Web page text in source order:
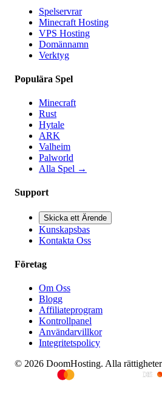
Spelservrar
Minecraft Hosting
VPS Hosting
Domännamn
Verktyg
Populära Spel
Minecraft
Rust
Hytale
ARK
Valheim
Palworld
Alla Spel →
Support
Skicka ett Ärende
Kunskapsbas
Kontakta Oss
Företag
Om Oss
Blogg
Affiliateprogram
Kontrollpanel
Användarvillkor
Integritetspolicy
© 2026 DoomHosting. Alla